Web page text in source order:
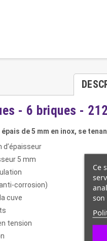
- 6 briques -
de 5 mm en inox, se
d’épaisseur
5 mm
corrosion)
cuve
tension
Ce
son